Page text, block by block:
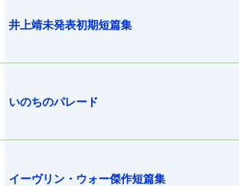
井上靖未発表初期短篇集
いのちのパレード
イーヴリン・ウォー傑作短篇集